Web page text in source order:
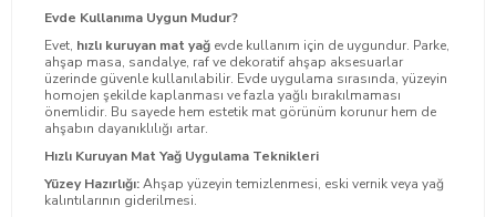
Evde Kullanıma Uygun Mudur?
Evet, hızlı kuruyan mat yağ evde kullanım için de uygundur. Parke,
ahşap masa, sandalye, raf ve dekoratif ahşap aksesuarlar
üzerinde güvenle kullanılabilir. Evde uygulama sırasında, yüzeyin
homojen şekilde kaplanması ve fazla yağlı bırakılmaması
önemlidir. Bu sayede hem estetik mat görünüm korunur hem de
ahşabın dayanıklılığı artar.
Hızlı Kuruyan Mat Yağ Uygulama Teknikleri
Yüzey Hazırlığı:Ahşap yüzeyin temizlenmesi, eski vernik veya yağ
kalıntılarının giderilmesi.